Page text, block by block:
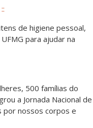
de higiene pessoal,
para ajudar na
500 famílias do
a Jornada Nacional de
por nossos corpos e